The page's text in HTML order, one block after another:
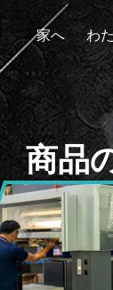
家へ
商品